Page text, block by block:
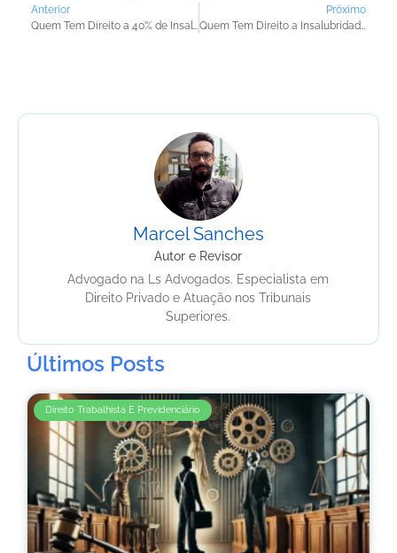
Anterior
Próximo
Marcel Sanches
Autor e Revisor
Advogado na Ls Advogados. Especialista em
Direito Privado e Atuação nos Tribunais
Superiores.
Últimos Posts
Direito Trabalhista E Previdenciário